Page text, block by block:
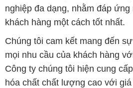
nghiệp đa dạng, nhằm đáp
khách hàng một cách tốt nhất.
Chúng tôi cam kết mang đến
mọi nhu cầu của khách hàng
Công ty chúng tôi hiện cung
hóa chất chất lượng cao với